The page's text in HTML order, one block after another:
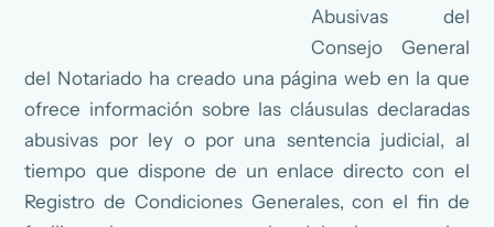
Abusivas del
Consejo General
del Notariado ha creado una página web en la que
ofrece información sobre las cláusulas declaradas
abusivas por ley o por una sentencia judicial, al
tiempo que dispone de un enlace directo con el
Registro de Condiciones Generales, con el fin de